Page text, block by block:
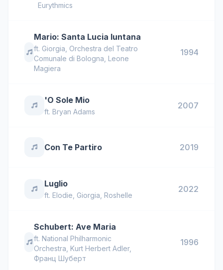
Eurythmics
Mario: Santa Lucia luntana
ft. Giorgia Orchestra del Teatro
Comunale di Bologna ,Leone
Magiera
1994
'O Sole Mio
ft. Bryan Adams
2007
Con Te Partiro 2019
Luglio
ft. Elodie Giorgia Roshelle
2022
Schubert: Ave Maria
ft.National Philharmonic
Orchestra ,Kurt Herbert Adler,
Франц Шуберт
1996